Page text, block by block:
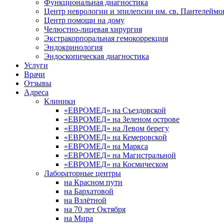
Функциональная диагностика
Центр неврологии и эпилепсии им. св.
Центр помощи на дому
Челюстно-лицевая хирургия
Экстракорпоральная гемокоррекция
Эндокринология
Эндоскопическая диагностика
Услуги
Врачи
Отзывы
Адреса
Клиники
«ЕВРОМЕД» на Съездовской
«ЕВРОМЕД» на Зеленом острове
«ЕВРОМЕД» на Левом берегу
«ЕВРОМЕД» на Кемеровской
«ЕВРОМЕД» на Маркса
«ЕВРОМЕД» на Магистральной
«ЕВРОМЕД» на Космическом
Лабораторные центры
на Красном пути
на Бархатовой
на Взлётной
на 70 лет Октября
на Мира